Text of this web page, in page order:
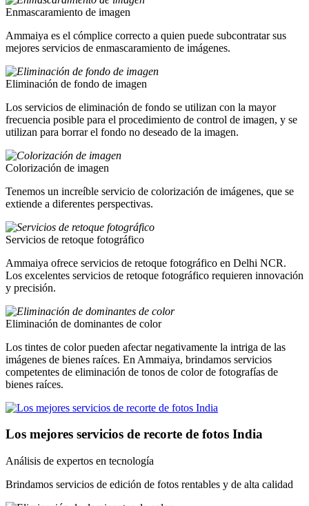
Enmascaramiento de imagen
Ammaiya es el cómplice correcto a quien puede subcontratar sus
mejores servicios de enmascaramiento de imágenes.
Eliminación de fondo de imagen
Los servicios de eliminación de fondo se utilizan con la mayor
frecuencia posible para el procedimiento de control de imagen, y se
utilizan para borrar el fondo no deseado de la imagen.
Colorización de imagen
Tenemos un increíble servicio de colorización de imágenes, que se
extiende a diferentes perspectivas.
Servicios de retoque fotográfico
Ammaiya ofrece servicios de retoque fotográfico en Delhi NCR.
Los excelentes servicios de retoque fotográfico requieren innovación
y precisión.
Eliminación de dominantes de color
Los tintes de color pueden afectar negativamente la intriga de las
imágenes de bienes raíces. En Ammaiya, brindamos servicios
competentes de eliminación de tonos de color de fotografías de
bienes raíces.
Los mejores servicios de recorte de fotos India
Análisis de expertos en tecnología
Brindamos servicios de edición de fotos rentables y de alta calidad